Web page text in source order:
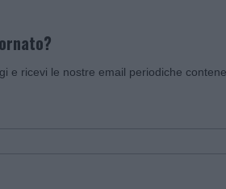
e ricevi le nostre email periodiche